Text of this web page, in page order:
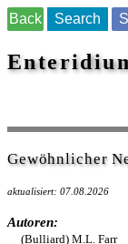
Back Search
Gewöhnlicher
aktualisiert: 07.08.2026
Autoren:
(Bulliard) M.L. Farr